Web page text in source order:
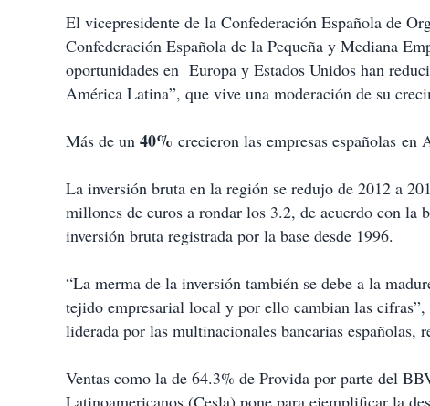
El vicepresidente de la Confederación Española de
Confederación Española de la Pequeña y Mediana
oportunidades en Europa y Estados Unidos han
América Latina”, que vive una moderación de su
Más de un 40% crecieron las empresas españolas en
La inversión bruta en la región se redujo de 2012 a
millones de euros a rondar los 3.2, de acuerdo con la
inversión bruta registrada por la base desde 1996.
“La merma de la inversión también se debe a la
tejido empresarial local y por ello cambian las
liderada por las multinacionales bancarias españolas,
Ventas como la de 64.3% de Provida por parte del
Latinoamericanos (Cesla) pone para ejemplificar la